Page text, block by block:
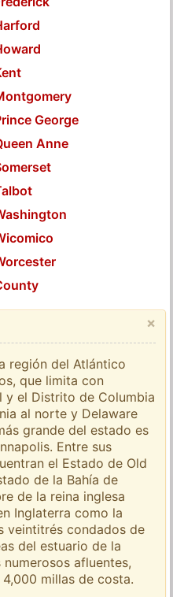
George
Anne
×
región del Atlántico
que limita con
y el Distrito de Columbia
al norte y Delaware
grande del estado es
Entre sus
el Estado de Old
de la Bahía de
de la reina inglesa
Inglaterra como la
veintitrés condados de
del estuario de la
afluentes,
millas de costa.